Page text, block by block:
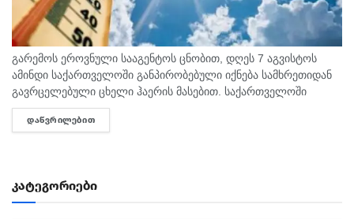
გარემოს ეროვნული სააგენტოს ცნობით, დღეს 7 აგვისტოს
ამინდი საქართველოში განპირობებული იქნება სამხრეთიდან
გავრცელებული ცხელი ჰაერის მასებით. საქართველოში
მოსალოდნელია: დროგამოშვებით ღრუბლიანობის მომატება.
უმეტესად უნალექოდ. იქროლებსაღმოსავლეთის
ᲓᲐᲬᲕᲠᲘᲚᲔᲑᲘᲗ
კატეგორიები